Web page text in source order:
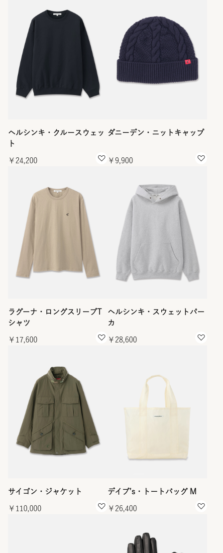
ヘルシンキ・クルースウェッ
ト
￥24,200
ダニーデン・ニットキャップ
￥9,900
ラグーナ・ロングスリーブT
シャツ
￥17,600
ヘルシンキ・スウェットパー
カ
￥28,600
サイゴン・ジャケット
￥110,000
デイブ’s・トートバッグ M
￥26,400